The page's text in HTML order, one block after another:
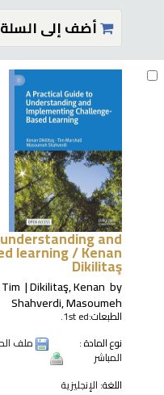
أضف إلى السلة
and
learning /Kenan
Dikilitaş
by
Dikilitaş, Kenan
Shahverdi, Masoumeh
الطبعات:1st ed.
نوع المادة :
ملف
المباشر
اللغة: الإنجليزية